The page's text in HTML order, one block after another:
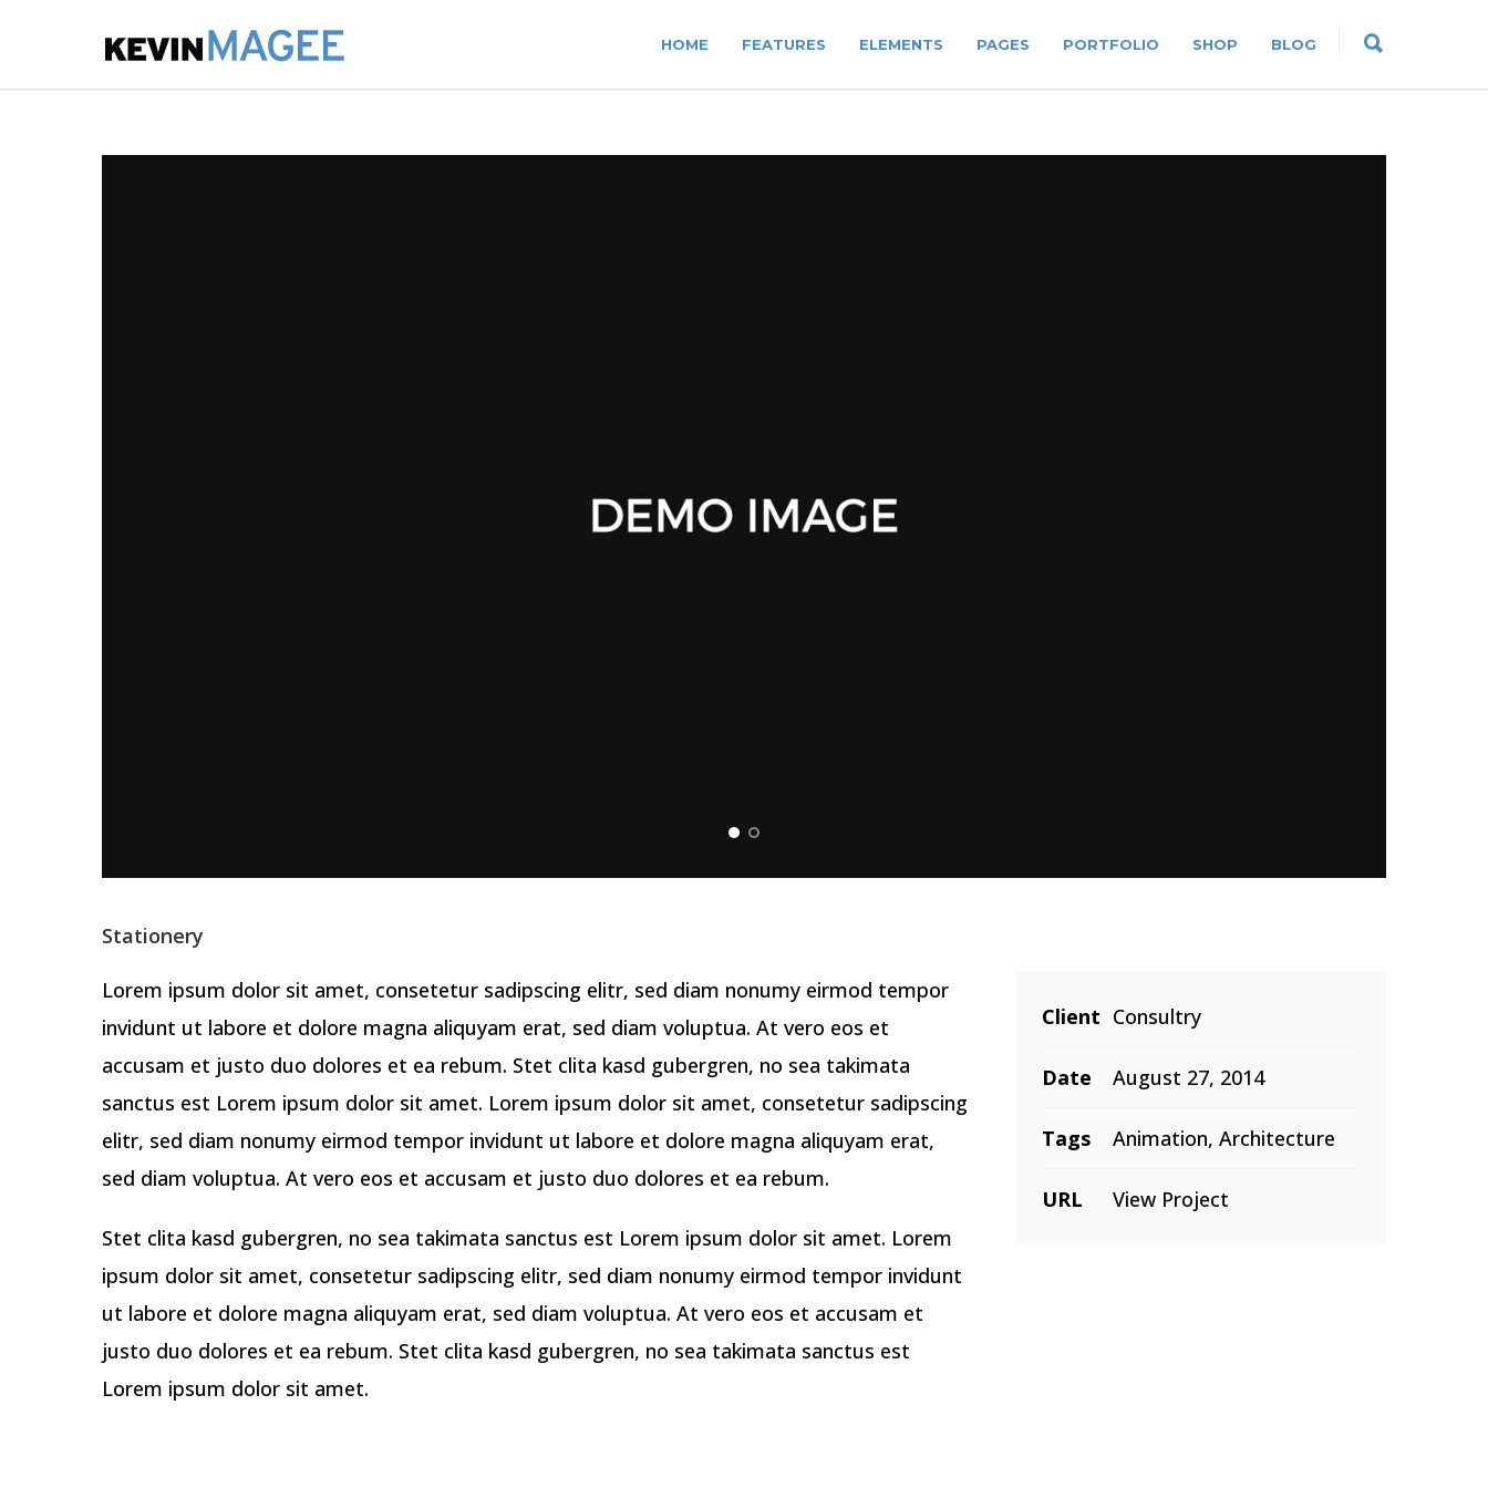
HOME FEATURES ELEMENTS PAGES PORTFOLIO SHOP BLOG
Stationery
Lorem ipsum dolor sit amet, consetetur sadipscing elitr, sed diam nonumy eirmod tempor
invidunt ut labore et dolore magna aliquyam erat, sed diam voluptua. At vero eos et
accusam et justo duo dolores et ea rebum. Stet clita kasd gubergren, no sea takimata
sanctus est Lorem ipsum dolor sit amet. Lorem ipsum dolor sit amet, consetetur sadipscing
elitr, sed diam nonumy eirmod tempor invidunt ut labore et dolore magna aliquyam erat,
sed diam voluptua. At vero eos et accusam et justo duo dolores et ea rebum.
Stet clita kasd gubergren, no sea takimata sanctus est Lorem ipsum dolor sit amet. Lorem
ipsum dolor sit amet, consetetur sadipscing elitr, sed diam nonumy eirmod tempor invidunt
ut labore et dolore magna aliquyam erat, sed diam voluptua. At vero eos et accusam et
justo duo dolores et ea rebum. Stet clita kasd gubergren, no sea takimata sanctus est
Lorem ipsum dolor sit amet.
Client Consultry
Date August 27, 2014
Tags Animation, Architecture
URL View Project